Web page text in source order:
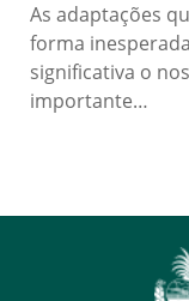
As adaptações
forma
significativa o
importante…